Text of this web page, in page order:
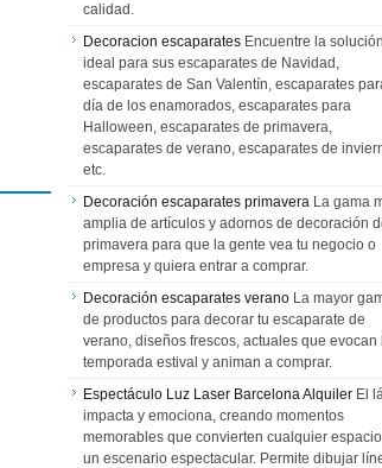
calidad.
Decoracion escaparates Encuentre la solución
ideal para sus escaparates de Navidad,
escaparates de San Valentín, escaparates
día de los enamorados, escaparates para
Halloween, escaparates de primavera,
escaparates de verano, escaparates de
etc.
Decoración escaparates primavera La gama
amplia de artículos y adornos de decoración
primavera para que la gente vea tu negocio o
empresa y quiera entrar a comprar.
Decoración escaparates verano La mayor
de productos para decorar tu escaparate de
verano, diseños frescos, actuales que evocan
temporada estival y animan a comprar.
Espectáculo Luz Laser Barcelona Alquiler El
impacta y emociona, creando momentos
memorables que convierten cualquier
un escenario espectacular. Permite dibujar